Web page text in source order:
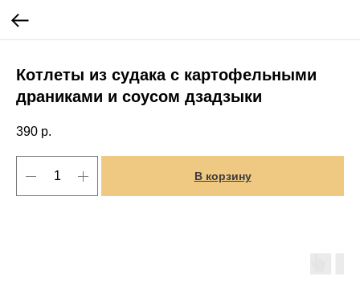
Котлеты из судака с картофельными
драниками и соусом дзадзыки
390 р.
В корзину